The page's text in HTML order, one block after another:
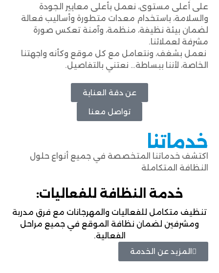
على أعلى مستوى، نعمل بأعلى معايير الجودة
والسلامة، باستخدام معدات متطورة وأساليب فعالة
لضمان بيئة نظيفة، منظمة، وآمنة تعكس صورة
مشرفة لعملائنا.
نعمل بشغف، ونتعامل مع كل موقع وكأنه واجهتنا
الخاصة، لأننا ببساطة… نعتني بالتفاصيل.
عن دقة العناية
تواصل معنا
خدماتنا
اكتشف خدماتنا المتخصصة في جميع أنواع حلول
النظافة المتكاملة
خدمة النظافة للفعاليات:
تنظيف متكامل للفعاليات والمهرجانات مع فرق مدربة
ومشرفين لضمان نظافة الموقع في جميع مراحل
الفعالية.
المزيد عن الخدمة